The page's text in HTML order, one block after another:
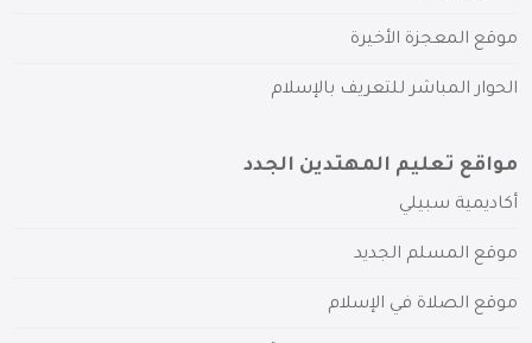
موقع المعجزة الأخيرة
الحوار المباشر للتعريف بالإسلام
مواقع تعليم المهتدين الجدد
أكاديمية سبيلي
موقع المسلم الجديد
موقع الصلاة في الإسلام